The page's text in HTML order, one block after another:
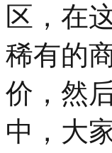
区，在
稀有的
价，然
中，大